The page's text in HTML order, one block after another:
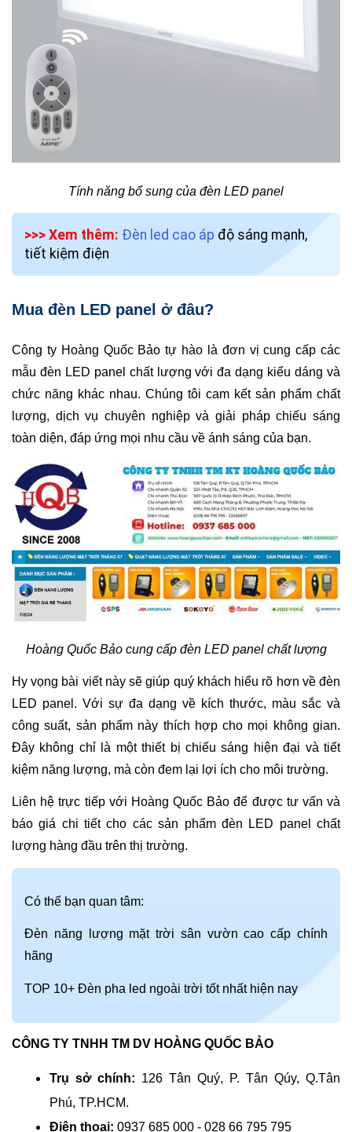
Tính năng bổ sung của đèn LED panel
>>> Xem thêm: Đèn led cao áp độ sáng mạnh,
tiết kiệm điện
Mua đèn LED panel ở đâu?
Công ty Hoàng Quốc Bảo tự hào là đơn vị cung cấp các
mẫu đèn LED panel chất lượng với đa dạng kiểu dáng và
chức năng khác nhau. Chúng tôi cam kết sản phẩm chất
lượng, dịch vụ chuyên nghiệp và giải pháp chiếu sáng
toàn diện, đáp ứng mọi nhu cầu về ánh sáng của bạn.
Hoàng Quốc Bảo cung cấp đèn LED panel chất lượng
Hy vọng bài viết này sẽ giúp quý khách hiểu rõ hơn về đèn
LED panel. Với sự đa dạng về kích thước, màu sắc và
công suất, sản phẩm này thích hợp cho mọi không gian.
Đây không chỉ là một thiết bị chiếu sáng hiện đại và tiết
kiệm năng lượng, mà còn đem lại lợi ích cho môi trường.
Liên hệ trực tiếp với Hoàng Quốc Bảo để được tư vấn và
báo giá chi tiết cho các sản phẩm đèn LED panel chất
lượng hàng đầu trên thị trường.
Có thể bạn quan tâm:
Đèn năng lượng mặt trời sân vườn cao cấp chính
hãng
TOP 10+ Đèn pha led ngoài trời tốt nhất hiện nay
CÔNG TY TNHH TM DV HOÀNG QUỐC BẢO
Trụ sở chính: 126 Tân Quý, P. Tân Qúy, Q.Tân
Phú, TP.HCM.
Điện thoại: 0937 685 000 - 028 66 795 795